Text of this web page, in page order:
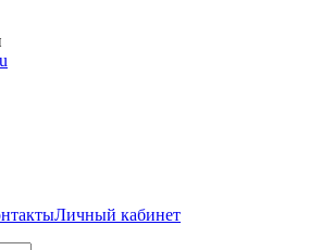
Личный кабинет